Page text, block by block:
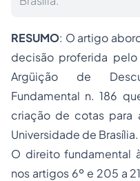
RESUMO: O artigo
decisão proferida pelo
Argüição de
Fundamental n. 186
criação de cotas para
Universidade de Brasília.
O direito fundamental
nos artigos 6º e 205 a